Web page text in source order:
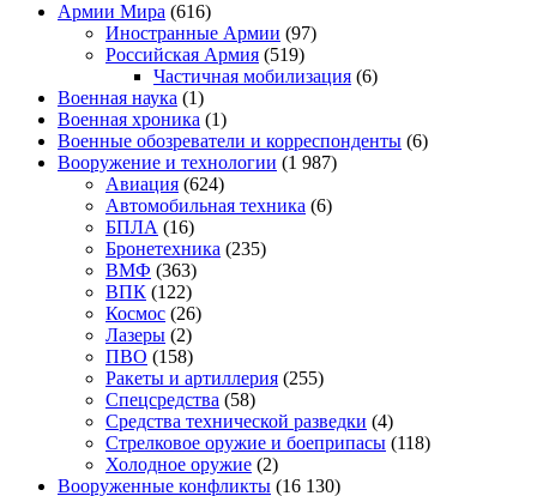
Армии Мира (616)
Иностранные Армии (97)
Российская Армия (519)
Частичная мобилизация (6)
Военная наука (1)
Военная хроника (1)
Военные обозреватели и корреспонденты (6)
Вооружение и технологии (1 987)
Авиация (624)
Автомобильная техника (6)
БПЛА (16)
Бронетехника (235)
ВМФ (363)
ВПК (122)
Космос (26)
Лазеры (2)
ПВО (158)
Ракеты и артиллерия (255)
Спецсредства (58)
Средства технической разведки (4)
Стрелковое оружие и боеприпасы (118)
Холодное оружие (2)
Вооруженные конфликты (16 130)